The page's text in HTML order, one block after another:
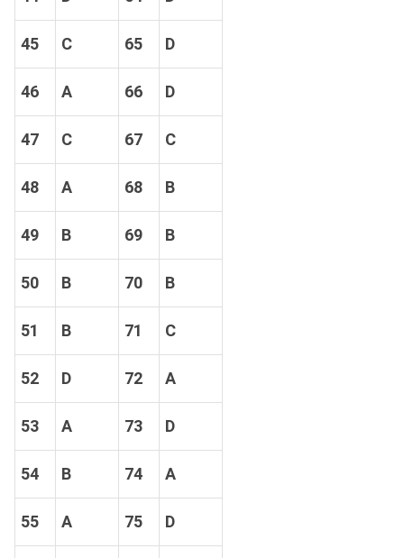
45 C 65 D
46 A 66 D
47 C 67 C
48 A 68 B
49 B 69 B
50 B 70 B
51 B 71 C
52 D 72 A
53 A 73 D
54 B 74 A
55 A 75 D